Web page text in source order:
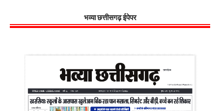
भव्या छत्तीसगढ़ ईपेपर